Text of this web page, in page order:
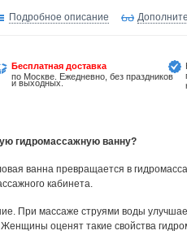
Подробное описание
Бесплатная доставка
по Москве. Ежедневно, без праздников
и выходных.
гидромассажную ванну?
ванна превращается в
кабинета.
При массаже струями воды
оценят такие свойства